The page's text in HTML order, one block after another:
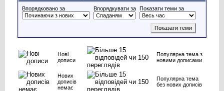
Впорядковано за
Впорядкувати за Показати теми за
Нові
дописи
Популярна тема з
новими дописами
Нових
дописів
немає
Популярна тема
без нових дописів